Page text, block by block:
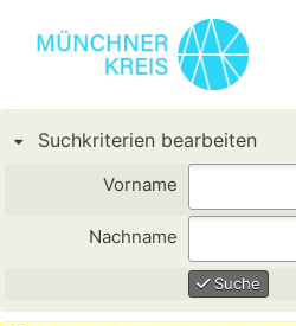
Suchkriterien bearbeiten
Vorname
Nachname
Suche